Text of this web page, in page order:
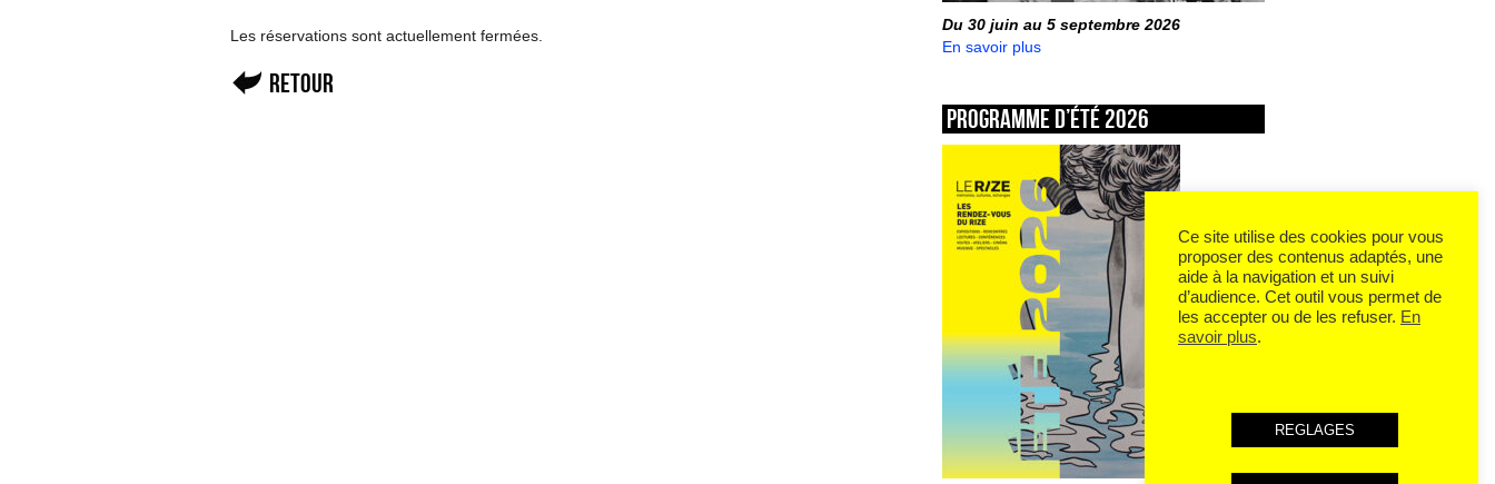
Les réservations sont actuellement fermées.
Retour
Du 30 juin au 5 septembre 2026
En savoir plus
Programme d’été 2026
Ce site utilise des cookies pour vous
proposer des contenus adaptés, une
aide à la navigation et un suivi
d’audience. Cet outil vous permet de
les accepter ou de les refuser. En
savoir plus.
REGLAGES